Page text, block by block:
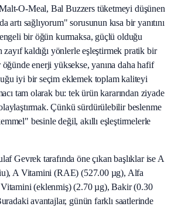
O-Meal, Bal Buzzers tüketmeyi düşünen
artı sağlıyorum" sorusunun kısa bir yanıtını
bir öğün kurmaksa, güçlü olduğu
zayıf kaldığı yönlerle eşleştirmek pratik bir
enerji yüksekse, yanına daha hafif
iyi bir seçim eklemek toplam kaliteyi
tam olarak bu: tek ürün kararından ziyade
Çünkü sürdürülebilir beslenme
besinle değil, akıllı eşleştirmelerle
Gevrek tarafında öne çıkan başlıklar ise A
A Vitamini (RAE) (527.00 µg), Alfa
(eklenmiş) (2.70 µg), Bakir (0.30
avantajlar, günün farklı saatlerinde